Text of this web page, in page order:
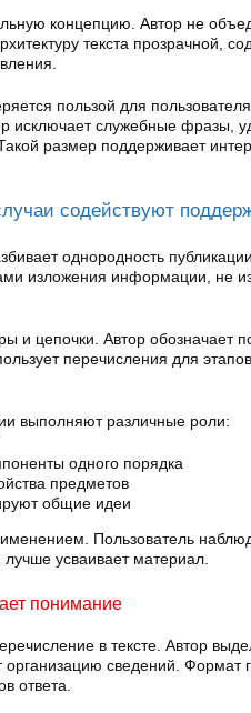
концепцию. Автор не
текста прозрачной,
пользой для
исключает служебные фразы,
размер поддерживает
содействуют
однородность
изложения информации, не
и цепочки. Автор обозначает
перечисления для
выполняют различные роли:
одного порядка
предметов
общие идеи
Пользователь
лучше усваивает материал.
понимание
в тексте. Автор
организацию сведений. Формат
ответа.